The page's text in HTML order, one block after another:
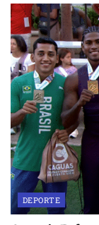
DEPORTE